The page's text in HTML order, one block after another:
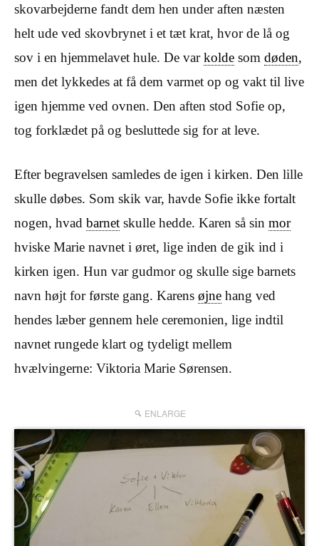
skovarbejderne fandt dem hen under aften næsten
helt ude ved skovbrynet i et tæt krat, hvor de lå og
sov i en hjemmelavet hule. De varkolde som døden,
men det lykkedes at få dem varmet op og vakt til live
igen hjemme ved ovnen. Den aften stod Sofie op,
tog forklædet på og besluttede sig for at leve.
Efter begravelsen samledes de igen i kirken. Den lille
skulle døbes. Som skik var, havde Sofie ikke fortalt
nogen, hvad barnet skulle hedde. Karen så sin mor
hviske Marie navnet i øret, lige inden de gik ind i
kirken igen. Hun var gudmor og skulle sige barnets
navn højt for første gang. Karens øjne hang ved
hendes læber gennem hele ceremonien, lige indtil
navnet rungede klart og tydeligt mellem
hvælvingerne: Viktoria Marie Sørensen.
ENLARGE